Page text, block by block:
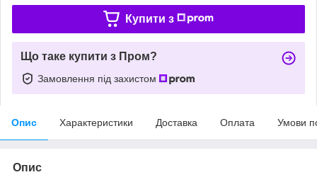
Купити з
Що таке купити з Пром?
Замовлення під захистом
Опис Характеристики Доставка Оплата Умови
Опис